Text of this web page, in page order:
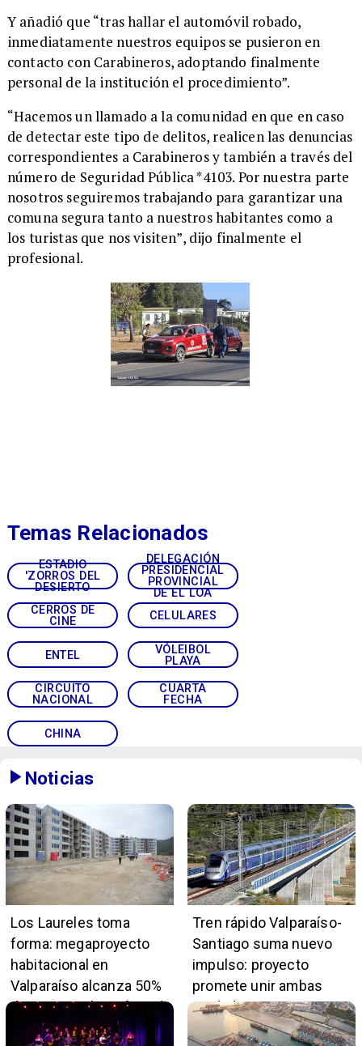
​Y añadió que “tras hallar el automóvil robado,
inmediatamente nuestros equipos se pusieron en
contacto con Carabineros, adoptando finalmente
personal de la institución el procedimiento”.
​“Hacemos un llamado a la comunidad en que en caso
de detectar este tipo de delitos, realicen las denuncias
correspondientes a Carabineros y también a través del
número de Seguridad Pública *4103. Por nuestra parte
nosotros seguiremos trabajando para garantizar una
comuna segura tanto a nuestros habitantes como a
los turistas que nos visiten”, dijo finalmente el
profesional.
ESTADIO
'ZORROS DEL
DESIERTO
DELEGACIÓN
PRESIDENCIAL
PROVINCIAL
DE EL LOA
CERROS DE
CINE
CELULARES
ENTEL
VÓLEIBOL
PLAYA
CIRCUITO
NACIONAL
CUARTA
FECHA
CHINA
Temas Relacionados
Noticias
Los Laureles toma
forma: megaproyecto
habitacional en
Valparaíso alcanza 50%
de avance y beneficiará
a 396 familias
Tren rápido Valparaíso-
Santiago suma nuevo
impulso: proyecto
promete unir ambas
ciudades en 45 minutos